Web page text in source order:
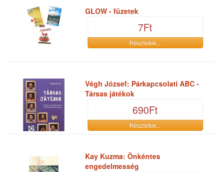
GLOW - füzetek
7Ft
Részletek...
Végh József: Párkapcsolati ABC -
Társas játékok
690Ft
Részletek...
Kay Kuzma: Önkéntes
engedelmesség